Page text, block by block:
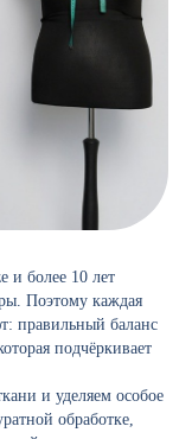
и более 10 лет
Поэтому каждая
правильный баланс
подчёркивает
и уделяем особое
обработке,